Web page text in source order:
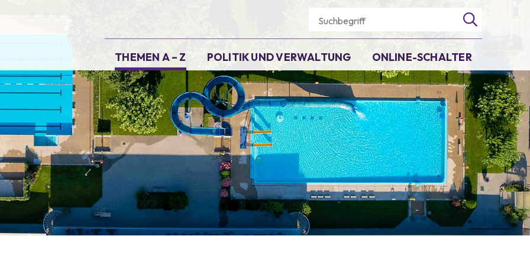
Suchbegriff
Suche starten
THEMEN A – Z POLITIK UND VERWALTUNG ONLINE-SCHALTER